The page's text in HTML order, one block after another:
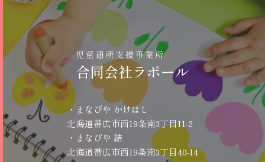
・まなびや かけはし
北海道帯広市西19条南3丁目11-2
・まなびや 結
北海道帯広市西19条南3丁目40-14